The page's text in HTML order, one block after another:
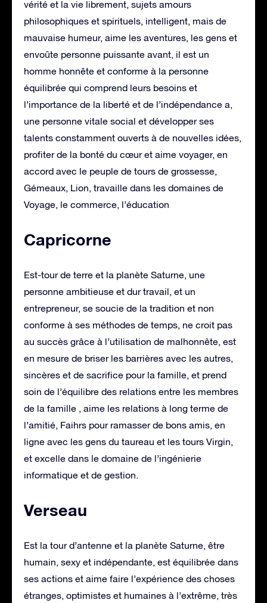
vérité et la vie librement, sujets amours
philosophiques et spirituels, intelligent, mais de
mauvaise humeur, aime les aventures, les gens et
envoûte personne puissante avant, il est un
homme honnête et conforme à la personne
équilibrée qui comprend leurs besoins et
l’importance de la liberté et de l’indépendance a,
une personne vitale social et développer ses
talents constamment ouverts à de nouvelles idées,
profiter de la bonté du cœur et aime voyager, en
accord avec le peuple de tours de grossesse,
Gémeaux, Lion, travaille dans les domaines de
Voyage, le commerce, l’éducation
Capricorne
Est-tour de terre et la planète Saturne, une
personne ambitieuse et dur travail, et un
entrepreneur, se soucie de la tradition et non
conforme à ses méthodes de temps, ne croit pas
au succès grâce à l’utilisation de malhonnête, est
en mesure de briser les barrières avec les autres,
sincères et de sacrifice pour la famille, et prend
soin de l’équilibre des relations entre les membres
de la famille , aime les relations à long terme de
l’amitié, Faihrs pour ramasser de bons amis, en
ligne avec les gens du taureau et les tours Virgin,
et excelle dans le domaine de l’ingénierie
informatique et de gestion.
Verseau
Est la tour d’antenne et la planète Saturne, être
humain, sexy et indépendante, est équilibrée dans
ses actions et aime faire l’expérience des choses
étranges, optimistes et humaines à l’extrême, très